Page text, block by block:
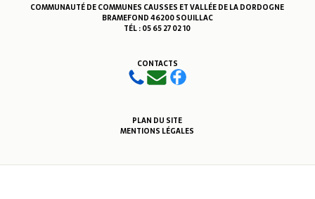
COMMUNAUTÉ DE COMMUNES CAUSSES ET VALLÉE DE LA DORDOGNE
BRAMEFOND 46200 SOUILLAC
TÉL : 05 65 27 02 10
CONTACTS
PLAN DU SITE
MENTIONS LÉGALES